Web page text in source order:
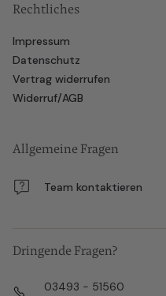
Rechtliches
Impressum
Datenschutz
Vertrag widerrufen
Widerruf/AGB
Allgemeine Fragen
Team kontaktieren
Dringende Fragen?
03493 - 51560